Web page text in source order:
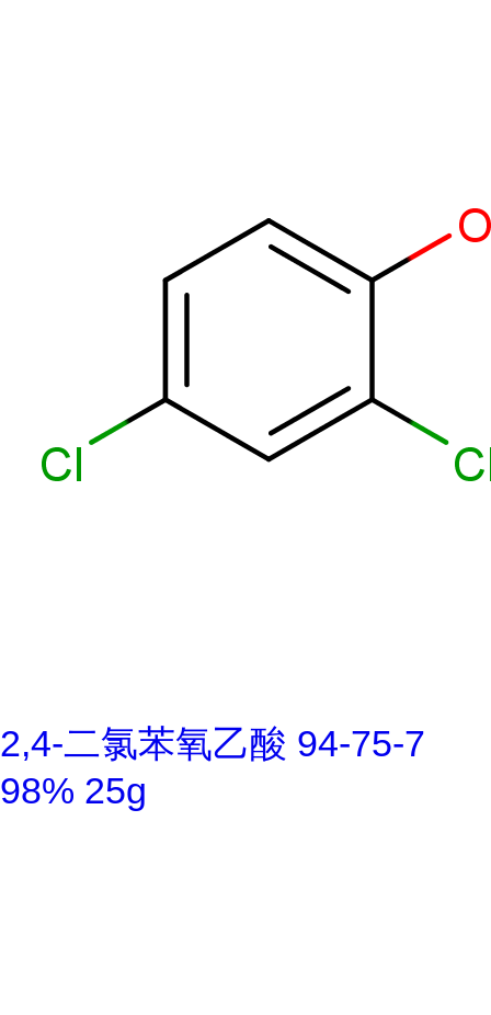
2,4-二氯苯氧乙酸 94-75-7
98% 25g